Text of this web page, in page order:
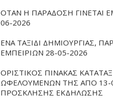
ΟΤΑΝ Η ΠΑΡΑΔΟΣΗ ΓΙΝΕΤΑΙ
06-2026
ΕΝΑ ΤΑΞΙΔΙ ΔΗΜΙΟΥΡΓΙΑΣ,
ΕΜΠΕΙΡΙΩΝ 28-05-2026
ΟΡΙΣΤΙΚΟΣ ΠΙΝΑΚΑΣ
ΩΦΕΛΟΥΜΕΝΩΝ ΤΗΣ ΑΠΟ 13-
ΠΡΟΣΚΛΗΣΗΣ ΕΚΔΗΛΩΣΗΣ